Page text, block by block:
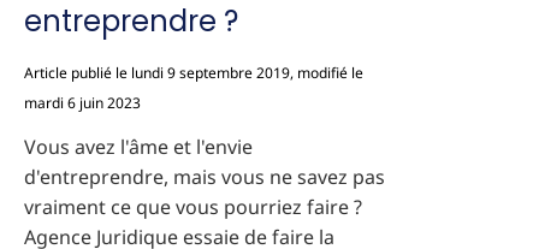
entreprendre ?
Article publié le lundi 9 septembre 2019, modifié le
mardi 6 juin 2023
Vous avez l'âme et l'envie
d'entreprendre, mais vous ne savez pas
vraiment ce que vous pourriez faire ?
Agence Juridique essaie de faire la